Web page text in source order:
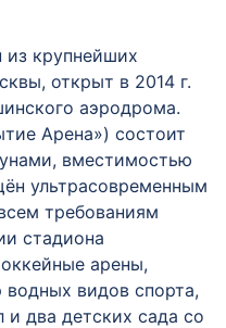
крупнейших
открыт в 2014 г.
аэродрома.
Арена») состоит
вместимостью
ультрасовременным
требованиям
стадиона
арены,
видов спорта,
два детских сада со